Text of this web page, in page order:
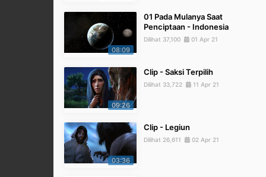
08:09
01 Pada Mulanya Saat
Penciptaan - Indonesia
Dilihat 37,100 01 Apr 21
09:26
Clip - Saksi Terpilih
Dilihat 33,722 11 Apr 21
03:36
Clip - Legiun
Dilihat 26,611 02 Apr 21